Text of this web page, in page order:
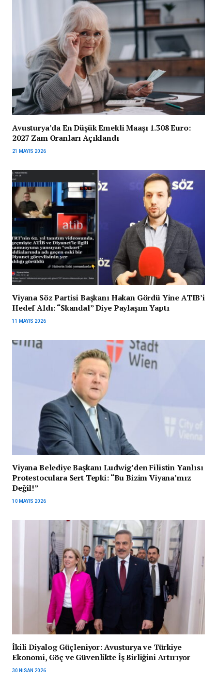
Avusturya’da En Düşük Emekli Maaşı 1.308 Euro:
2027 Zam Oranları Açıklandı
21 MAYIS 2026
Viyana Söz Partisi Başkanı Hakan Gördü Yine ATIB’i
Hedef Aldı: “Skandal” Diye Paylaşım Yaptı
11 MAYIS 2026
Viyana Belediye Başkanı Ludwig’den Filistin Yanlısı
Protestoculara Sert Tepki: “Bu Bizim Viyana’mız
Değil!”
10 MAYIS 2026
İkili Diyalog Güçleniyor: Avusturya ve Türkiye
Ekonomi, Göç ve Güvenlikte İş Birliğini Artırıyor
30 NISAN 2026